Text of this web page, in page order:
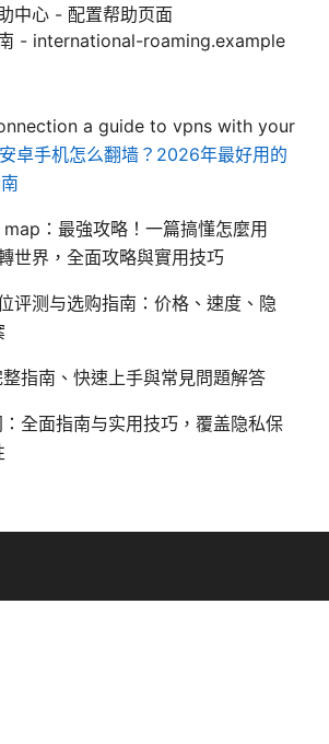
中心 - 配置帮助页面
- international-roaming.example
a guide to vpns with your
安卓手机怎么翻墙？2026年最好用的
：最強攻略！一篇搞懂怎麼用
世界，全面攻略與實用技巧
评测与选购指南：价格、速度、隐
指南、快速上手與常見問題解答
全面指南与实用技巧，覆盖隐私保